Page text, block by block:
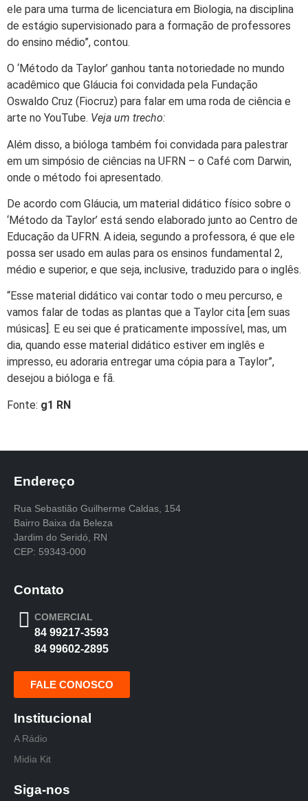
ele para uma turma de licenciatura em Biologia, na disciplina
de estágio supervisionado para a formação de professores
do ensino médio”, contou.
O ‘Método da Taylor’ ganhou tanta notoriedade no mundo
acadêmico que Gláucia foi convidada pela Fundação
Oswaldo Cruz (Fiocruz) para falar em uma roda de ciência e
arte no YouTube. Veja um trecho:
Além disso, a bióloga também foi convidada para palestrar
em um simpósio de ciências na UFRN – o Café com Darwin,
onde o método foi apresentado.
De acordo com Gláucia, um material didático físico sobre o
‘Método da Taylor’ está sendo elaborado junto ao Centro de
Educação da UFRN. A ideia, segundo a professora, é que ele
possa ser usado em aulas para os ensinos fundamental 2,
médio e superior, e que seja, inclusive, traduzido para o inglês.
“Esse material didático vai contar todo o meu percurso, e
vamos falar de todas as plantas que a Taylor cita [em suas
músicas]. E eu sei que é praticamente impossível, mas, um
dia, quando esse material didático estiver em inglês e
impresso, eu adoraria entregar uma cópia para a Taylor”,
desejou a bióloga e fã.
Fonte: g1 RN
Endereço
Rua Sebastião Guilherme Caldas, 154
Bairro Baixa da Beleza
Jardim do Seridó, RN
CEP: 59343-000
Contato
COMERCIAL
84 99217-3593
84 99602-2895
FALE CONOSCO
Institucional
A Rádio
Midia Kit
Siga-nos